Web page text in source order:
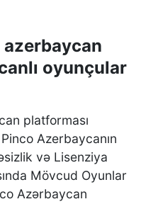
oyunçular
platforması
Azerbaycanın
və Lisenziya
Mövcud Oyunlar
Azərbaycan